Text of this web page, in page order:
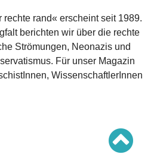
rechte rand« erscheint seit 1989.
berichten wir über die rechte
Strömungen, Neonazis und
Für unser Magazin
WissenschaftlerInnen